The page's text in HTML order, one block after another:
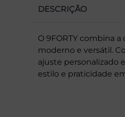
DESCRIÇÃO
O 9FORTY combina
moderno e versátil.
ajuste personalizado
estilo e praticidade